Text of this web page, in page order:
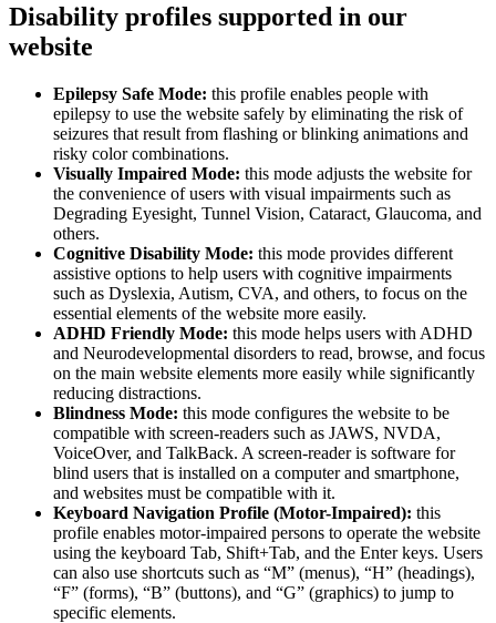
Disability profiles supported in our
website
Epilepsy Safe Mode: this profile enables people with
epilepsy to use the website safely by eliminating the risk of
seizures that result from flashing or blinking animations and
risky color combinations.
Visually Impaired Mode: this mode adjusts the website for
the convenience of users with visual impairments such as
Degrading Eyesight, Tunnel Vision, Cataract, Glaucoma, and
others.
Cognitive Disability Mode: this mode provides different
assistive options to help users with cognitive impairments
such as Dyslexia, Autism, CVA, and others, to focus on the
essential elements of the website more easily.
ADHD Friendly Mode: this mode helps users with ADHD
and Neurodevelopmental disorders to read, browse, and focus
on the main website elements more easily while significantly
reducing distractions.
Blindness Mode: this mode configures the website to be
compatible with screen-readers such as JAWS, NVDA,
VoiceOver, and TalkBack. A screen-reader is software for
blind users that is installed on a computer and smartphone,
and websites must be compatible with it.
Keyboard Navigation Profile (Motor-Impaired): this
profile enables motor-impaired persons to operate the website
using the keyboard Tab, Shift+Tab, and the Enter keys. Users
can also use shortcuts such as “M” (menus), “H” (headings),
“F” (forms), “B” (buttons), and “G” (graphics) to jump to
specific elements.